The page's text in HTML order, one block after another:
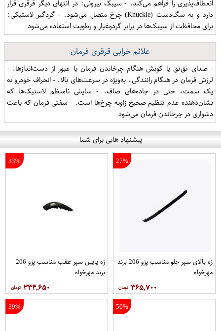
انعطاف‌پذیری را فراهم می‌کند. - سیبک بیرونی: در انتهای دیگر قرقری قرار
دارد و به سگ‌دست (Knuckle) چرخ متصل می‌شود. - گردگیر لاستیکی:
برای محافظت از سیبک‌ها در برابر گردوغبار و رطوبت استفاده می‌شود
علائم خرابی قرقری فرمان
- صدای تق‌تق یا کوبش هنگام چرخاندن فرمان یا عبور از دست‌اندازها. -
لرزش فرمان در هنگام رانندگی، به‌ویژه در سرعت‌های بالا. - انحراف خودرو به
یک سمت، حتی در جاده‌های صاف. - سایش نامنظم لاستیک‌ها که
نشان‌دهنده عدم تنظیم صحیح زاویه چرخ‌ها است. - سفتی فرمان که باعث
دشواری در چرخاندن فرمان می‌شود
پیشنهاد هایی برای شما
27%
زه بالای سپر جلو مناسب پژو 206 برند
مهرخواه
۳۶۵,۷۰۰
33%
زه پایین سپر عقب مناسب پژو 206
برند مهرخواه
۳۳۴,۶۵۰
50%
39%